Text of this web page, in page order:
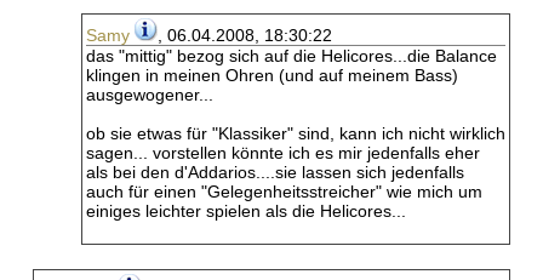
Samy
, 06.04.2008, 18:30:22
das "mittig" bezog sich auf die Helicores...die Balance
klingen in meinen Ohren (und auf meinem Bass)
ausgewogener...
ob sie etwas für "Klassiker" sind, kann ich nicht wirklich
sagen... vorstellen könnte ich es mir jedenfalls eher
als bei den d'Addarios....sie lassen sich jedenfalls
auch für einen "Gelegenheitsstreicher" wie mich um
einiges leichter spielen als die Helicores...